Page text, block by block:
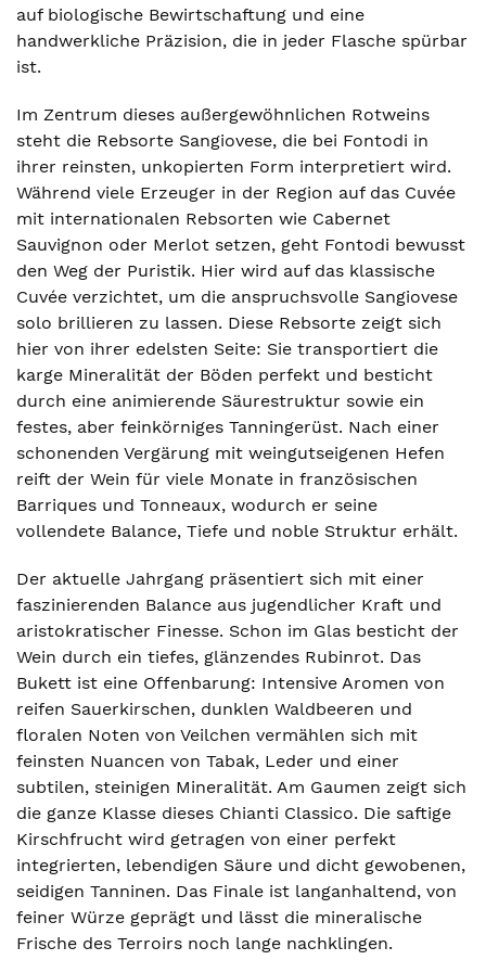
auf biologische Bewirtschaftung und eine
handwerkliche Präzision, die in jeder Flasche spürbar
ist.
Im Zentrum dieses außergewöhnlichen Rotweins
steht die Rebsorte Sangiovese, die bei Fontodi in
ihrer reinsten, unkopierten Form interpretiert wird.
Während viele Erzeuger in der Region auf das Cuvée
mit internationalen Rebsorten wie Cabernet
Sauvignon oder Merlot setzen, geht Fontodi bewusst
den Weg der Puristik. Hier wird auf das klassische
Cuvée verzichtet, um die anspruchsvolle Sangiovese
solo brillieren zu lassen. Diese Rebsorte zeigt sich
hier von ihrer edelsten Seite: Sie transportiert die
karge Mineralität der Böden perfekt und besticht
durch eine animierende Säurestruktur sowie ein
festes, aber feinkörniges Tanningerüst. Nach einer
schonenden Vergärung mit weingutseigenen Hefen
reift der Wein für viele Monate in französischen
Barriques und Tonneaux, wodurch er seine
vollendete Balance, Tiefe und noble Struktur erhält.
Der aktuelle Jahrgang präsentiert sich mit einer
faszinierenden Balance aus jugendlicher Kraft und
aristokratischer Finesse. Schon im Glas besticht der
Wein durch ein tiefes, glänzendes Rubinrot. Das
Bukett ist eine Offenbarung: Intensive Aromen von
reifen Sauerkirschen, dunklen Waldbeeren und
floralen Noten von Veilchen vermählen sich mit
feinsten Nuancen von Tabak, Leder und einer
subtilen, steinigen Mineralität. Am Gaumen zeigt sich
die ganze Klasse dieses Chianti Classico. Die saftige
Kirschfrucht wird getragen von einer perfekt
integrierten, lebendigen Säure und dicht gewobenen,
seidigen Tanninen. Das Finale ist langanhaltend, von
feiner Würze geprägt und lässt die mineralische
Frische des Terroirs noch lange nachklingen.